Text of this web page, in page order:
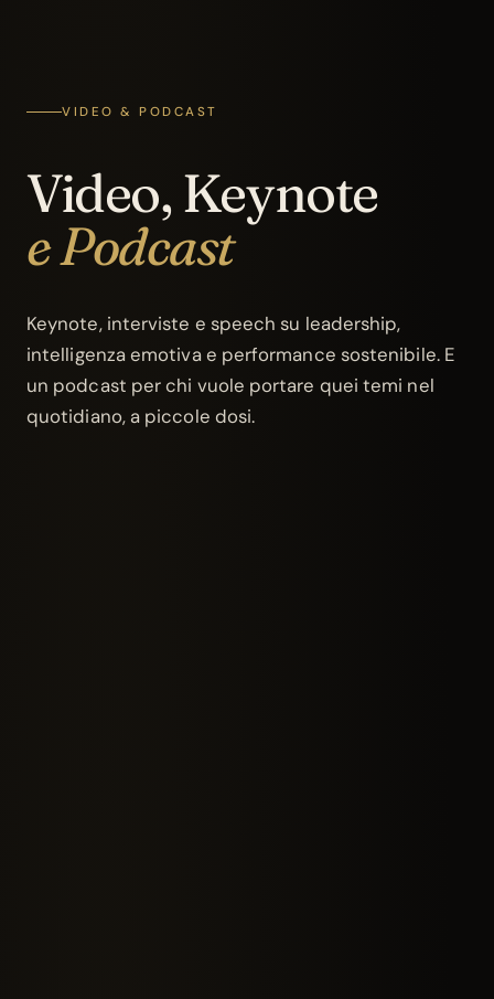
VIDEO & PODCAST
Video, Keynote
e Podcast
Keynote, interviste e speech su leadership,
intelligenza emotiva e performance sostenibile. E
un podcast per chi vuole portare quei temi nel
quotidiano, a piccole dosi.